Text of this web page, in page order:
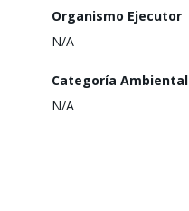
Organismo Ejecutor
N/A
Categoría Ambiental
N/A